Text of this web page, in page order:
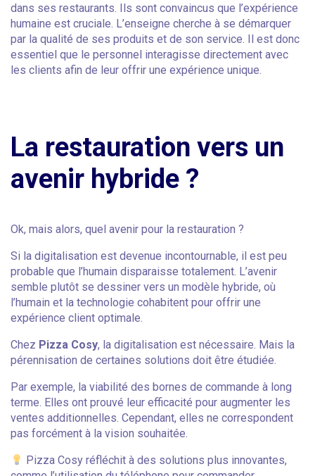
dans ses restaurants. Ils sont convaincus que l’expérience
humaine est cruciale. L’enseigne cherche à se démarquer
par la qualité de ses produits et de son service. Il est donc
essentiel que le personnel interagisse directement avec
les clients afin de leur offrir une expérience unique.
La restauration vers un
avenir hybride ?
Ok, mais alors, quel avenir pour la restauration ?
Si la digitalisation est devenue incontournable, il est peu
probable que l’humain disparaisse totalement. L’avenir
semble plutôt se dessiner vers un modèle hybride, où
l’humain et la technologie cohabitent pour offrir une
expérience client optimale.
Chez Pizza Cosy, la digitalisation est nécessaire. Mais la
pérennisation de certaines solutions doit être étudiée.
Par exemple, la viabilité des bornes de commande à long
terme. Elles ont prouvé leur efficacité pour augmenter les
ventes additionnelles. Cependant, elles ne correspondent
pas forcément à la vision souhaitée.
Pizza Cosy réfléchit à des solutions plus innovantes,